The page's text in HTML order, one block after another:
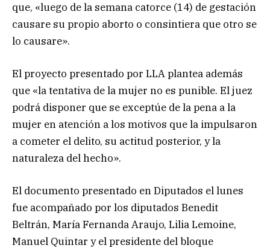
que, «luego de la semana catorce (14) de gestación
causare su propio aborto o consintiera que otro se
lo causare».
El proyecto presentado por LLA plantea además
que «la tentativa de la mujer no es punible. El juez
podrá disponer que se exceptúe de la pena a la
mujer en atención a los motivos que la impulsaron
a cometer el delito, su actitud posterior, y la
naturaleza del hecho».
El documento presentado en Diputados el lunes
fue acompañado por los diputados Benedit
Beltrán, María Fernanda Araujo, Lilia Lemoine,
Manuel Quintar y el presidente del bloque